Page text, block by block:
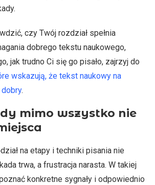
czy Twój rozdział spełnia
dobrego tekstu naukowego,
jak trudno Ci się go pisało, zajrzyj do
wskazują, że tekst naukowy na
.
mimo wszystko nie
na etapy i techniki pisania nie
trwa, a frustracja narasta. W takiej
konkretne sygnały i odpowiednio